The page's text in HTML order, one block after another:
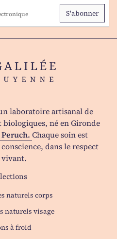
laboratoire artisanal de
né en Gironde
Chaque soin est
dans le respect
naturels corps
naturels visage
à froid